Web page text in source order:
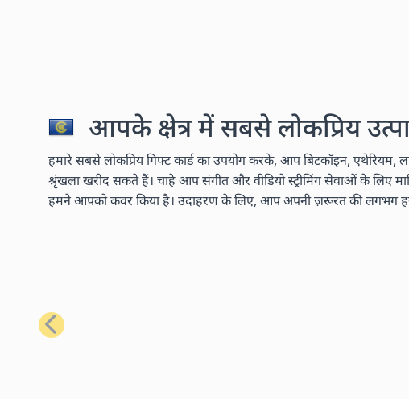
आपके क्षेत्र में सबसे लोकप्रिय
हमारे सबसे लोकप्रिय गिफ्ट कार्ड का उपयोग करके, आप बिटकॉइन, एथेरियम,
श्रृंखला खरीद सकते हैं। चाहे आप संगीत और वीडियो स्ट्रीमिंग सेवाओं के लिए
हमने आपको कवर किया है। उदाहरण के लिए, आप अपनी ज़रूरत की लगभग हर
पिछला